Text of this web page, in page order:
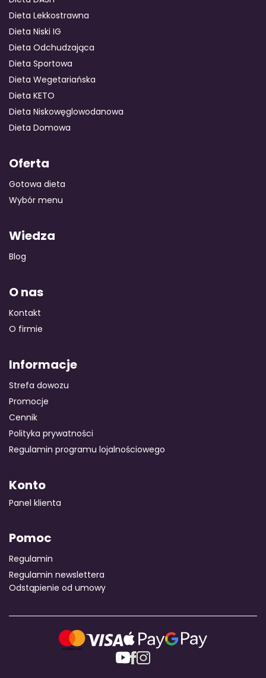
Dieta Lekkostrawna
Dieta Niski IG
Dieta Odchudzająca
Dieta Sportowa
Dieta Wegetariańska
Dieta KETO
Dieta Niskowęglowodanowa
Dieta Domowa
Oferta
Gotowa dieta
Wybór menu
Wiedza
Blog
O nas
Kontakt
O firmie
Informacje
Strefa dowozu
Promocje
Cennik
Polityka prywatności
Regulamin programu lojalnościowego
Konto
Panel klienta
Pomoc
Regulamin
Regulamin newslettera
Odstąpienie od umowy